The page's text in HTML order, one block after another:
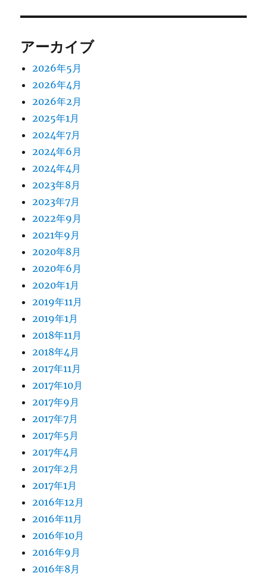
アーカイブ
2026年5月
2026年4月
2026年2月
2025年1月
2024年7月
2024年6月
2024年4月
2023年8月
2023年7月
2022年9月
2021年9月
2020年8月
2020年6月
2020年1月
2019年11月
2019年1月
2018年11月
2018年4月
2017年11月
2017年10月
2017年9月
2017年7月
2017年5月
2017年4月
2017年2月
2017年1月
2016年12月
2016年11月
2016年10月
2016年9月
2016年8月